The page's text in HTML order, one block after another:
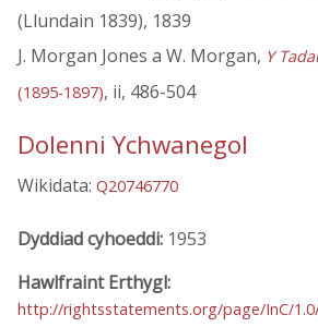
(Llundain 1839), 1839
J. Morgan Jones a W. Morgan, Y
(1895-1897), ii, 486-504
Dolenni Ychwanegol
Wikidata: Q20746770
Dyddiad cyhoeddi: 1953
Hawlfraint Erthygl:
http://rightsstatements.org/page/InC/